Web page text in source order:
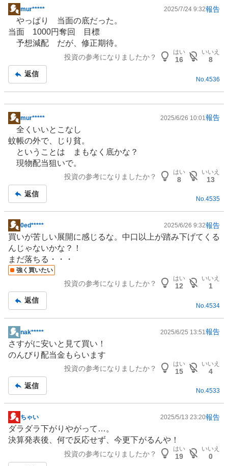
掲
板
mur***** 2025/7/24 9:32報告
やっぱり 当面の底だった。
当面 1000円奪回 目標
予想減配 だが、修正期待。
投資の参考になりましたか？
はい
16
いいえ
8
返信
No. 4536
掲
板
mur***** 2025/6/26 10:01 報告
全くいいとこなし
蚊帳の外で、じり貧。
ということは まもなく底かな？
現物配当狙いで。
投資の参考になりましたか？
はい
8
いいえ
13
返信
No.4535
掲
示
板
記
事
0ed***** 2025/6/26 9:32報告
買いが苦しい展開に感じるな。中口以上が踏み下げてくる
んじゃないかな？！
まだ落ちる・・・
強く買いたい
投資の参考になりましたか？
はい
12
いいえ
1
返信
No. 4534
掲
示
板
nak***** 2025/6/25 13:51 報告
さすがに安いと見て買い！
のんびり配当金もらいます
投資の参考になりましたか？
はい
15
いいえ
4
返信
No.4533
掲
示
板
ちゃい 2025/5/13 23:20報告
ダラダラ下がりやがって…。
決算発表後、何で反応せず、今更下がるんや！
投資の参考になりましたか？
はい
19
いいえ
0